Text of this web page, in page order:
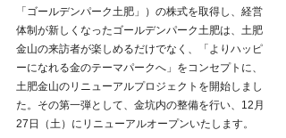
「ゴールデンパーク土肥」）の株式を取得し、経営
体制が新しくなったゴールデンパーク土肥は、土肥
金山の来訪者が楽しめるだけでなく、「よりハッピ
ーになれる金のテーマパークへ」をコンセプトに、
土肥金山のリニューアルプロジェクトを開始しまし
た。その第一弾として、金坑内の整備を行い、12月
27日（土）にリニューアルオープンいたします。